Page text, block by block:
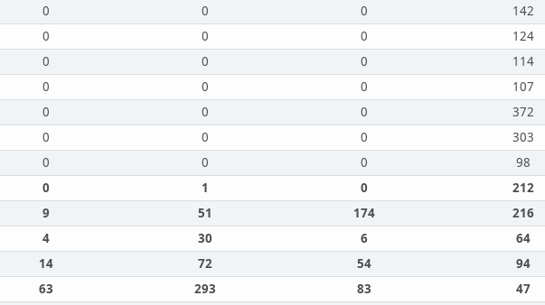
0 0 0 142
0 0 0 124
0 0 0 114
0 0 0 107
0 0 0 372
0 0 0 303
0 0 0 98
0 1 0 212
9 51 174 216
4 30 6 64
14 72 54 94
63 293 83 47